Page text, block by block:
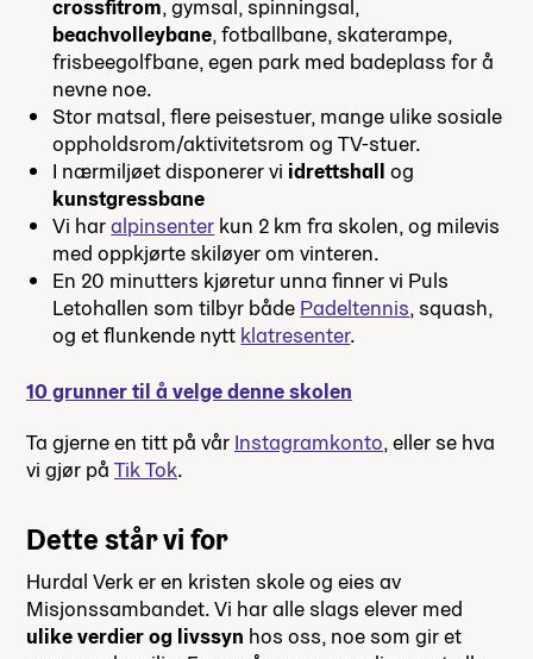
crossfitrom, gymsal, spinningsal,
beachvolleybane, fotballbane, skaterampe,
frisbeegolfbane, egen park med badeplass for å
nevne noe.
Stor matsal, flere peisestuer, mange ulike sosiale
oppholdsrom/aktivitetsrom og TV-stuer.
I nærmiljøet disponerer vi idrettshall og
kunstgressbane
Vi haralpinsenter kun 2 km fra skolen, og milevis
med oppkjørte skiløyer om vinteren.
En 20 minutters kjøretur unna finner vi Puls
Letohallen som tilbyr både Padeltennis, squash,
og et flunkende nytt klatresenter.
10 grunner til å velge denne skolen
Ta gjerne en titt på vår Instagramkonto, eller se hva
vi gjør på Tik Tok.
Dette står vi for
Hurdal Verk er en kristen skole og eies av
Misjonssambandet. Vi har alle slags elever med
ulike verdier og livssyn hos oss, noe som gir et